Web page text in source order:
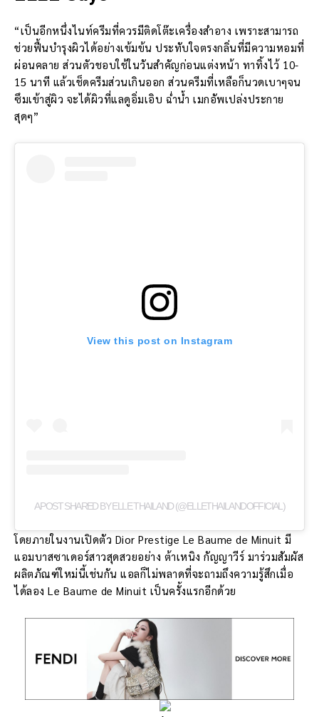
“เป็นอีกหนึ่งไนท์ครีมที่ควรมีติดโต๊ะเครื่องสำอาง เพราะสามารถ
ช่วยฟื้นบำรุงผิวได้อย่างเข้มข้น ประทับใจตรงกลิ่นที่มีความหอมที่
ผ่อนคลาย ส่วนตัวชอบใช้ในวันสำคัญก่อนแต่งหน้า ทาทิ้งไว้ 10-
15 นาที แล้วเช็ดครีมส่วนเกินออก ส่วนครีมที่เหลือก็นวดเบาๆจน
ซึมเข้าสู่ผิว จะได้ผิวที่แลดูอิ่มเอิบ ฉ่ำน้ำ เมกอัพเปล่งประกาย
สุดๆ”
View this post on Instagram
A POST SHARED BY ELLE THAILAND (@ELLETHAILANDOFFICIAL)
โดยภายในงานเปิดตัว Dior Prestige Le Baume de Minuit มี
แอมบาสซาเดอร์สาวสุดสวยอย่าง ต้าเหนิง กัญญาวีร์ มาร่วมสัมผัส
ผลิตภัณฑ์ใหม่นี้เช่นกัน แอลก็ไม่พลาดที่จะถามถึงความรู้สึกเมื่อ
ได้ลอง Le Baume de Minuit เป็นครั้งแรกอีกด้วย